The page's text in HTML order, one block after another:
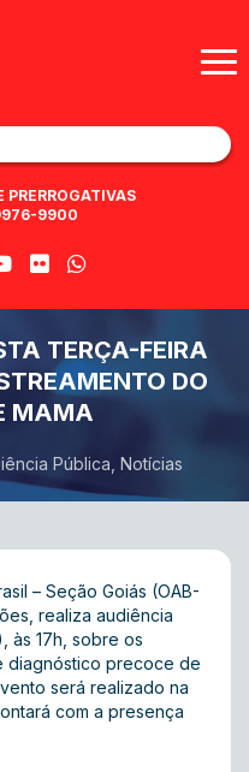
PRERROGATIVAS
9900
TERÇA-FEIRA
DO
MAMA
Pública Notícias
– Seção Goiás (OAB-
realiza audiência
às 17h, sobre os
diagnóstico precoce de
será realizado na
com a presença